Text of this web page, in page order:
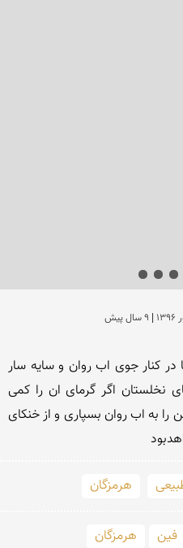
هرمزگان
فین هرمزگان